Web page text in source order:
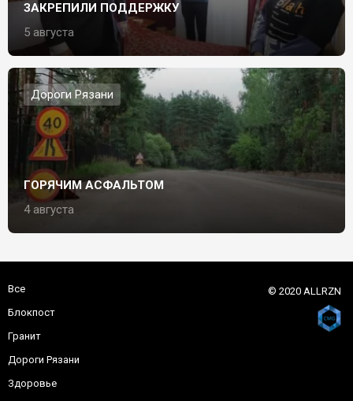
ЗАКРЕПИЛИ ПОДДЕРЖКУ
5 августа
Дороги Рязани
ГОРЯЧИМ АСФАЛЬТОМ
4 августа
Все
Блокпост
Гранит
Дороги Рязани
Здоровье
© 2020 ALLRZN